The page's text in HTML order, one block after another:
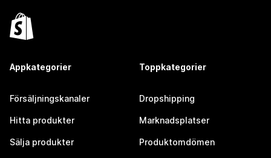
Appkategorier
Försäljningskanaler
Hitta produkter
Sälja produkter
Toppkategorier
Dropshipping
Marknadsplatser
Produktomdömen